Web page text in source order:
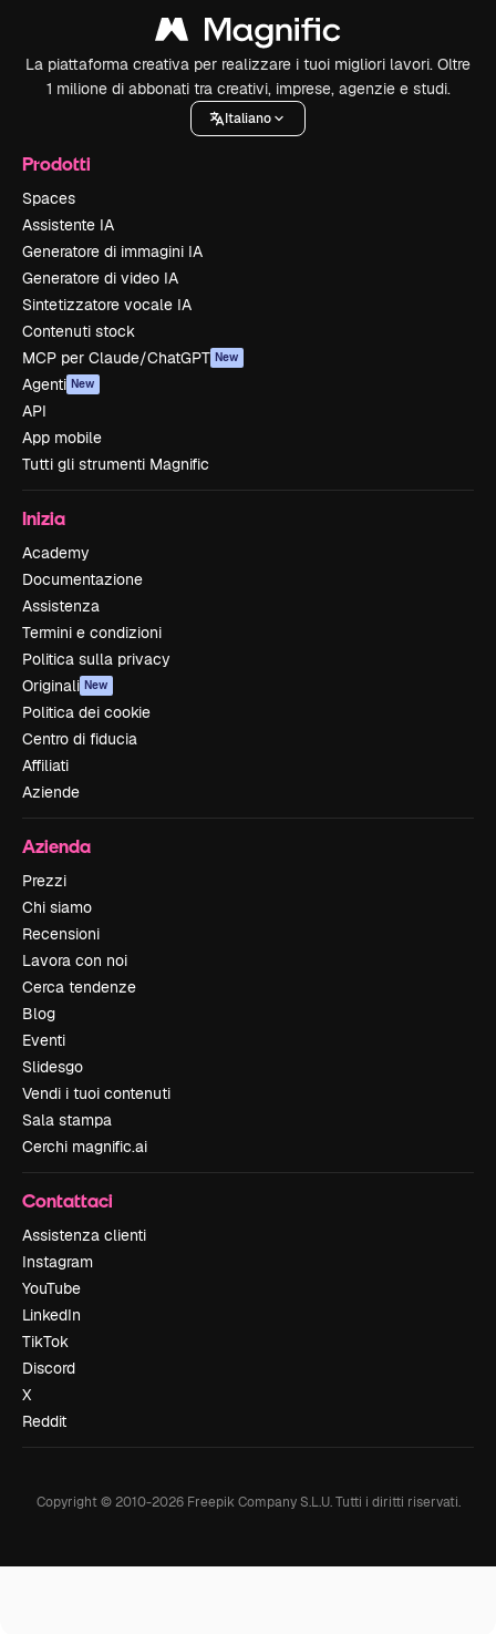
La piattaforma creativa per realizzare i tuoi migliori lavori. Oltre
1 milione di abbonati tra creativi, imprese, agenzie e studi.
Italiano
Prodotti
Spaces
Assistente IA
Generatore di immagini IA
Generatore di video IA
Sintetizzatore vocale IA
Contenuti stock
MCP per Claude/ChatGPT New
Agenti New
API
App mobile
Tutti gli strumenti Magnific
Inizia
Academy
Documentazione
Assistenza
Termini e condizioni
Politica sulla privacy
Originali New
Politica dei cookie
Centro di fiducia
Affiliati
Aziende
Azienda
Prezzi
Chi siamo
Recensioni
Lavora con noi
Cerca tendenze
Blog
Eventi
Slidesgo
Vendi i tuoi contenuti
Sala stampa
Cerchi magnific.ai
Contattaci
Assistenza clienti
Instagram
YouTube
LinkedIn
TikTok
Discord
X
Reddit
Copyright © 2010-2026Freepik Company S.L.U. Tutti i diritti riservati.